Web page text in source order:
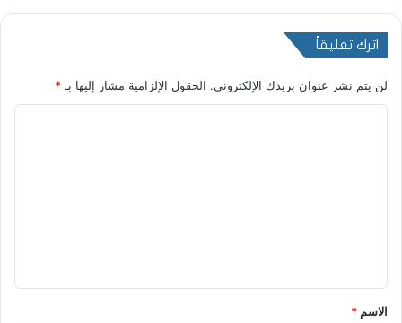
اترك تعليقاً
لن يتم نشر عنوان بريدك الإلكتروني. الحقول الإلزامية مشار إليها بـ*
*
الاسم *